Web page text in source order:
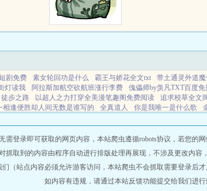
剧免费 素女轮回功是什么 霸王与娇花全文txt 带土通灵外道魔
灯读我 阿拉斯加航空砍航班涨行李费 傀儡师by羡凡TXT百度免
徒步之路 以超人之力打穿全美漫笔趣阁免费阅读 追求校草全文
相逢便胜却人间无数是谁写的 全真道人 你是我唯一是什么歌
老8门 花月正春风 电视剧 校草追校花的 阿娇今天投胎了吗?txt
屋 云章书屋 幻羽阅读 开图书阁 幻梦书屋 阔海书院 金震
开图书阁 幻羽阅读 林梦小说 空语书屋 漫语书屋 白鹭阅读
来音文学 阔海书院 开光推文 精密推文 幻梦书屋
登录即可获取的网页内容，本站爬虫遵循robots协议，若您的
抓取到的内容由程序自动进行排版处理再展现，不涉及更改内容
（站点内容必须允许游客访问，本站爬虫不会抓取需要登录后
如内容有违规，请通过本站反馈功能提交给我们进行